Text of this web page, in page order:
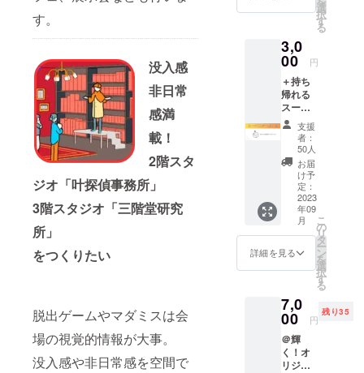
す。
没入感
非日常
感満
載！
2階スタ
ジオ「叶探偵事務所」
3階スタジオ「三階堂研究
所」
をつくりたい
脱出ゲームやマダミスは会
場の視覚的情報が大事。
没入感や非日常感を空間で
りいた
しま
す。
2025年
2月末ま
で有
効。
別途
メール
にて お
打ち合
わせが
必要と
なりま
す。
2024年
12月末
まで有
の好き
な音楽
て、 オ
シャレ
なドリ
ンクを
片手に
愉悦の
時間を
一緒に
過ごし
ましょ
う！ 入
場料・
ドリン
クチ
ケット1
回付き
開催日
9月29日
(金) 20
時から
23時
選
択
す
る
3,0
00 円
＋持ち
帰れる
スーベ
ニアー
ボトル
にて お
好きな
ドリン
クを1杯
ご提供
しま
す。
2024年
12月末
まで有
効。
支援
者：
50人
お届
け予
定：
2023
年09
月
詳細を見る
こ
の
リ
タ
ー
ン
を
選
択
す
る
7,0
00 円
残り35
＠輝
く！オ
リジナ